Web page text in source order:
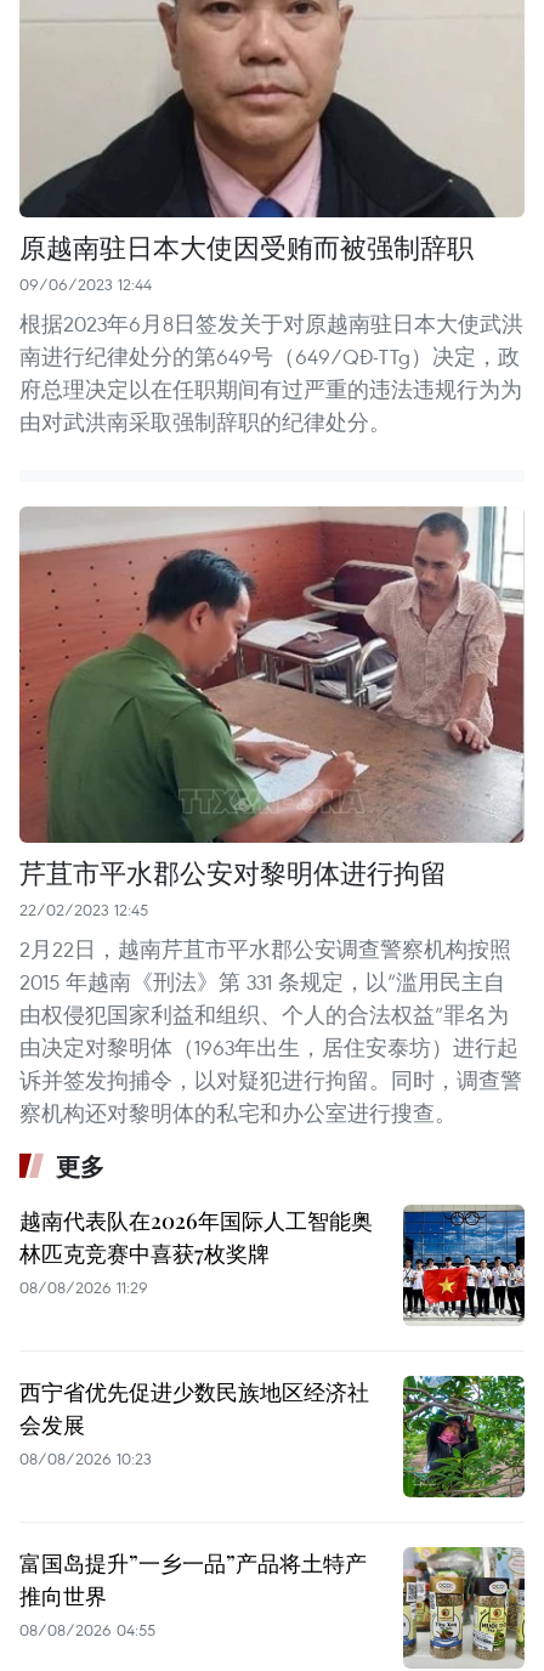
原越南驻日本大使因受贿而被强制辞职
09/06/2023 12:44
根据2023年6月8日签发关于对原越南驻日本大使武洪
南进行纪律处分的第649号（649/QĐ-TTg）决定，政
府总理决定以在任职期间有过严重的违法违规行为为
由对武洪南采取强制辞职的纪律处分。
芹苴市平水郡公安对黎明体进行拘留
22/02/2023 12:45
2月22日，越南芹苴市平水郡公安调查警察机构按照
2015 年越南《刑法》第 331 条规定，以“滥用民主自
由权侵犯国家利益和组织、个人的合法权益”罪名为
由决定对黎明体（1963年出生，居住安泰坊）进行起
诉并签发拘捕令，以对疑犯进行拘留。同时，调查警
察机构还对黎明体的私宅和办公室进行搜查。
更多
越南代表队在2026年国际人工智能奥
林匹克竞赛中喜获7枚奖牌
08/08/2026 11:29
西宁省优先促进少数民族地区经济社
会发展
08/08/2026 10:23
富国岛提升”一乡一品”产品将土特产
推向世界
08/08/2026 04:55